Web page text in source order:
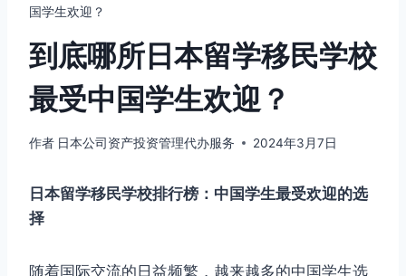
国学生欢迎？
到底哪所日本留学移民学校
最受中国学生欢迎？
作者 日本公司资产投资管理代办服务 2024年3月7日
日本留学移民学校排行榜：中国学生最受欢迎的选
择
随着国际交流的日益频繁，越来越多的中国学生选